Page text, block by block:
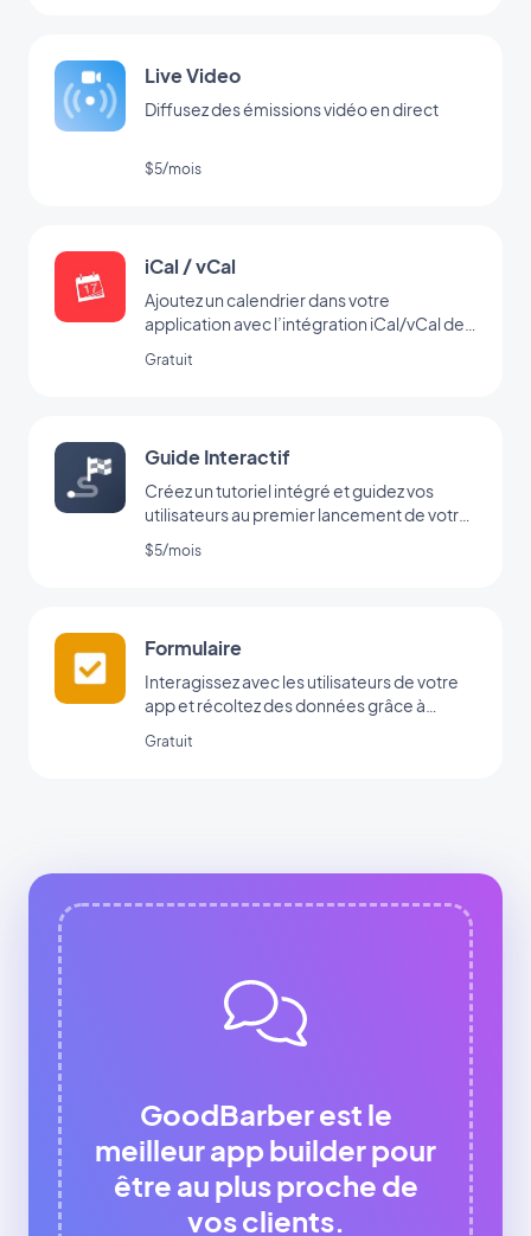
Live Video
Diffusez des émissions vidéo en direct
$5/mois
iCal / vCal
Ajoutez un calendrier dans votre
application avec l’intégration iCal/vCal de
Gratuit
Guide Interactif
Créez un tutoriel intégré et guidez vos
utilisateurs au premier lancement de votre
app
$5/mois
Formulaire
Interagissez avec les utilisateurs de votre
app et récoltez des données grâce à
Gratuit
GoodBarber est le
meilleur app builder pour
être au plus proche de
vos clients.